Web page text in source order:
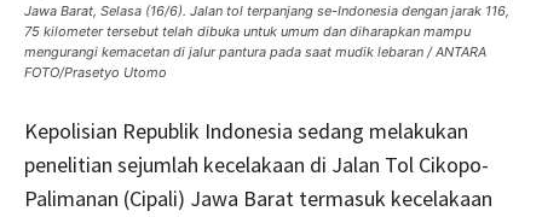
Jawa Barat, Selasa (16/6). Jalan tol terpanjang se-Indonesia dengan jarak 116,
75 kilometer tersebut telah dibuka untuk umum dan diharapkan mampu
mengurangi kemacetan di jalur pantura pada saat mudik lebaran / ANTARA
FOTO/Prasetyo Utomo
Kepolisian Republik Indonesia sedang melakukan
penelitian sejumlah kecelakaan di Jalan Tol Cikopo-
Palimanan (Cipali) Jawa Barat termasuk kecelakaan